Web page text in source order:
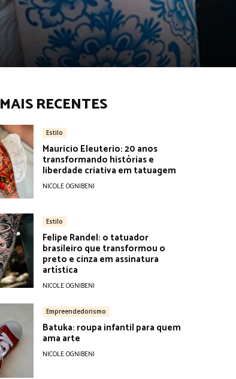
MAIS RECENTES
Estilo
Mauricio Eleuterio: 20 anos
transformando histórias e
liberdade criativa em tatuagem
NICOLE OGNIBENI
Estilo
Felipe Randel: o tatuador
brasileiro que transformou o
preto e cinza em assinatura
artística
NICOLE OGNIBENI
Empreendedorismo
Batuka: roupa infantil para quem
ama arte
NICOLE OGNIBENI